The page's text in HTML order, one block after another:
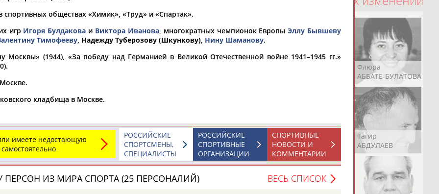
Флюра
АББАТЕ-БУЛАТОВА
АБДРАХМАНОВ
АБДРАХМАНОВА
Андрей
АБДУВАЛИЕВ
Герман
АБДУЛАЕВ
Рамазан
АБДУЛАЕВ
Тагир
АБДУЛАЕВ
спортивных обществах «Химик», «Труд» и «Спартак».
игр Игоря Булдакова и Виктора Иванова, многократных чемпионок ЕвропыЭллу Бывшеву
Тимофееву Надежду Туберозову (Шкункову) Нину Шаманову.
(1944), «За победу над Германией в Великой Отечественной войне 1941–1945 гг.»
кладбища в Москве.
имеете недостающую
СПОРТИВНЫЕ
НОВОСТИ И
КОММЕНТАРИИ
РОССИЙСКИЕ
СПОРТИВНЫЕ
ОРГАНИЗАЦИИ
РОССИЙСКИЕ
СПОРТСМЕНЫ,
СПЕЦИАЛИСТЫ
ПЕРСОН ИЗ МИРА СПОРТА (25 ПЕРСОНАЛИЙ) ВЕСЬ СПИСОК